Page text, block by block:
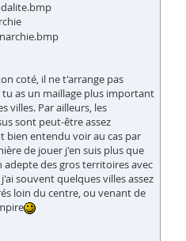
coté, il ne t'arrange pas
tu as un maillage plus important
villes. Par ailleurs, les
sont peut-être assez
bien entendu voir au cas par
de jouer j'en suis plus que
des gros territoires avec
souvent quelques villes assez
loin du centre, ou venant de